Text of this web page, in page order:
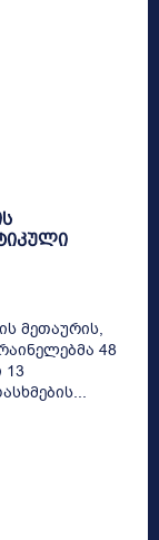
მეთაურის,
48
13